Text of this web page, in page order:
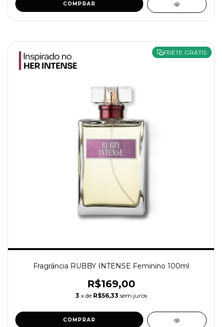
COMPRAR
FRETE GRÁTIS
Fragrância RUBBY INTENSE Feminino 100ml
R$169,00
3 x de R$56,33 sem juros
COMPRAR